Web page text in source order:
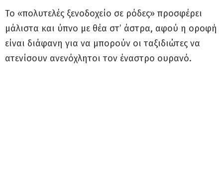
Το «πολυτελές ξενοδοχείο σε ρόδες» προσφέρει
μάλιστα και ύπνο με θέα στ’ άστρα, αφού η οροφή
είναι διάφανη για να μπορούν οι ταξιδιώτες να
ατενίσουν ανενόχλητοι τον έναστρο ουρανό.